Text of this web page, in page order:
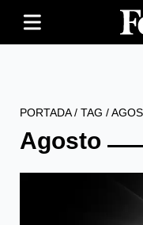
PORTADA/ TAG /
Agosto